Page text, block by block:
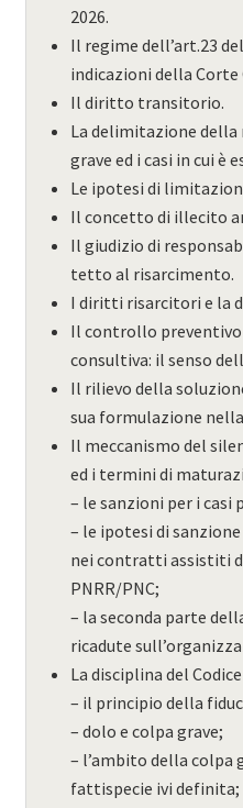
2026.
Il regime dell’art.23
indicazioni della
Il diritto transitorio.
La delimitazione della
grave ed i casi in cui è
Le ipotesi di
Il concetto di illecito
Il giudizio di
tetto al risarcimento.
I diritti risarcitori e la
Il controllo
consultiva: il senso
Il rilievo della
sua formulazione
Il meccanismo del
ed i termini di
– le sanzioni per i casi
– le ipotesi di
nei contratti assistiti
PNRR/PNC;
– la seconda parte
ricadute
La disciplina del
– il principio della
– dolo e colpa grave;
– l’ambito della colpa
fattispecie ivi definita;